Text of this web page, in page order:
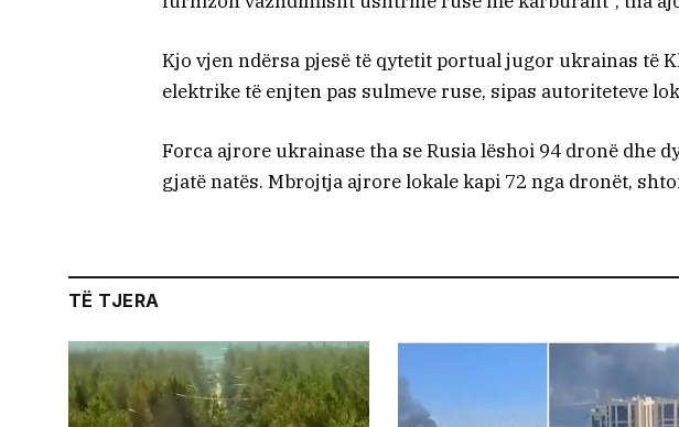
Kjo vjen ndërsa pjesë të qytetit portual jugor ukrainas të
elektrike të enjten pas sulmeve ruse, sipas autoriteteve
Forca ajrore ukrainase tha se Rusia lëshoi 94 dronë dhe
gjatë natës. Mbrojtja ajrore lokale kapi 72 nga dronët,
TË TJERA